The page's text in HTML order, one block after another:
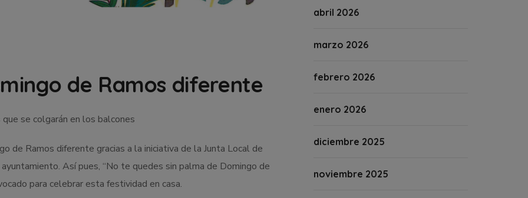
de Ramos diferente
se colgarán en los balcones
de Ramos diferente gracias a la iniciativa de la Junta Local de
Así pues, “No te quedes sin palma de Domingo de
para celebrar esta festividad en casa.
abril 2026
marzo 2026
febrero 2026
enero 2026
diciembre 2025
noviembre 2025